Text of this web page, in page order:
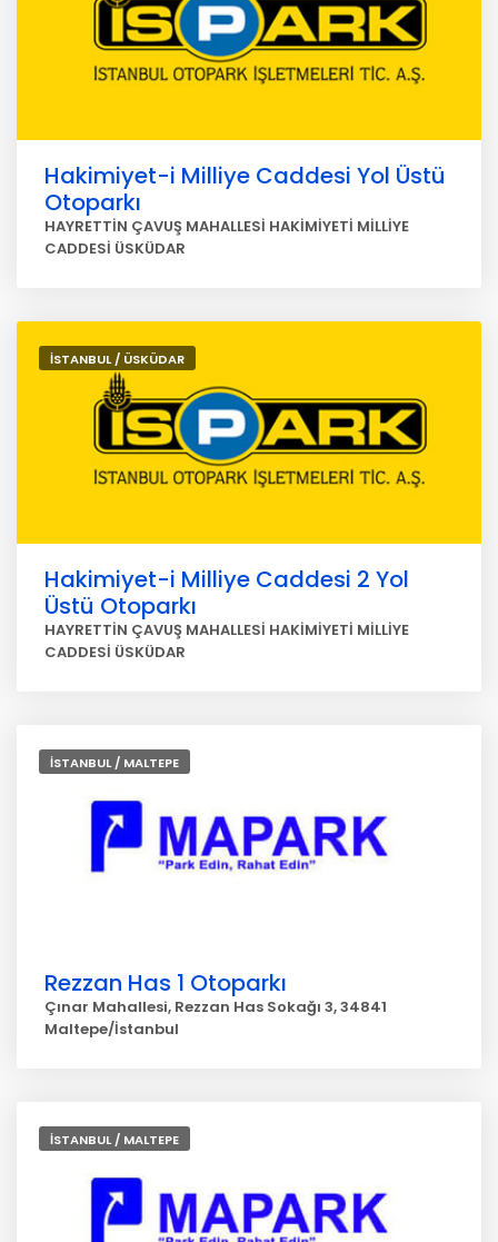
Hakimiyet-i Milliye Caddesi Yol Üstü
Otoparkı
HAYRETTİN ÇAVUŞ MAHALLESİ HAKİMİYETİ MİLLİYE
CADDESİ ÜSKÜDAR
İSTANBUL / ÜSKÜDAR
Hakimiyet-i Milliye Caddesi 2 Yol
Üstü Otoparkı
HAYRETTİN ÇAVUŞ MAHALLESİ HAKİMİYETİ MİLLİYE
CADDESİ ÜSKÜDAR
İSTANBUL / MALTEPE
Rezzan Has 1 Otoparkı
Çınar Mahallesi, Rezzan Has Sokağı 3, 34841
Maltepe/İstanbul
İSTANBUL / MALTEPE